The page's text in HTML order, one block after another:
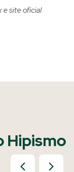
e site oficial
Hipismo